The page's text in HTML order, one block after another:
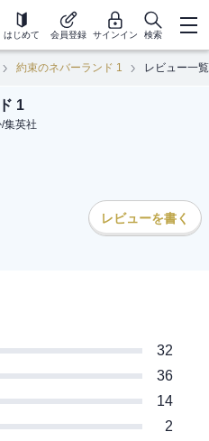
はじめて 会員登録 サインイン 検索
約束のネバーランド 1 レビュー一覧
1
/集英社
レビューを書く
32
36
14
2